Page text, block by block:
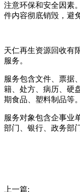
注意环保和安全因素
件内容彻底销毁，避
天仁再生资源回收有
服务。
服务包含文件、票据
籍、处方、病历、硬
期食品、塑料制品等。
服务对象包含企事业
部门、银行、政务部
上一篇: